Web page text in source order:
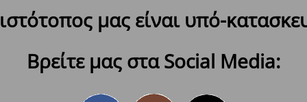
μας είναι υπό-
Βρείτε μας στα Social Media: